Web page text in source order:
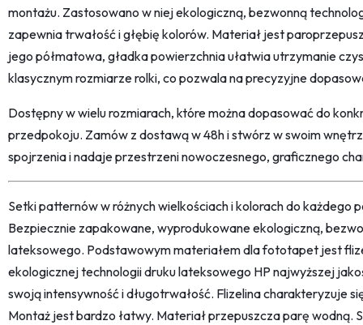
montażu. Zastosowano w niej ekologiczną, bezwonną
zapewnia trwałość i głębię kolorów. Materiał jest
jego półmatowa, gładka powierzchnia ułatwia utrzymanie
klasycznym rozmiarze rolki, co pozwala na precyzyjne
Dostępny w wielu rozmiarach, które można dopasować do
przedpokoju. Zamów z dostawą w 48h i stwórz w swoim
spojrzenia i nadaje przestrzeni nowoczesnego, graficznego
Setki patternów w różnych wielkościach i kolorach do każdego
Bezpiecznie zapakowane, wyprodukowane ekologiczną,
lateksowego. Podstawowym materiałem dla fototapet jest
ekologicznej technologii druku lateksowego HP najwyższej
swoją intensywność i długotrwałość. Flizelina charakteryzuje
Montaż jest bardzo łatwy. Materiał przepuszcza parę wodną.